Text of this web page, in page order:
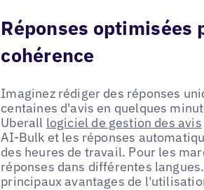
Réponses
cohérence
Imaginez rédiger des réponses
centaines d'avis en quelques
Uberall logiciel de gestion des avis
AI-Bulk et les réponses
des heures de travail. Pour les
réponses dans différentes
principaux avantages de